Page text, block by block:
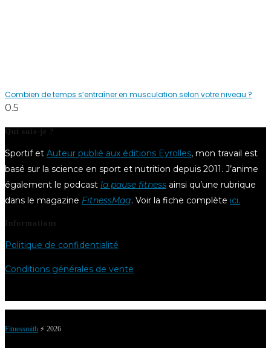
Combien de temps s’entraîner en musculation selon votre niveau ?
Qui suis-je ?
Sportif et Auteur publié aux éditions Eyrolles, mon travail est
basé sur la science en sport et nutrition depuis 2011. J’anime
également le podcast la pause fitness ainsi qu’une rubrique
dans le magazine FitnessMag. Voir la fiche complète ici.
Informations
Politique de confidentialité
Conditions générales de vente
Fitnessmith ⚡️ 2026